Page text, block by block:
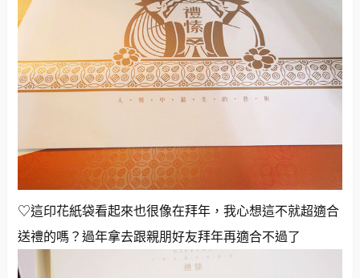
♡這印花紙袋看起來也很像在拜年，我心想這不就超適合
送禮的嗎？過年拿去跟親朋好友拜年再適合不過了